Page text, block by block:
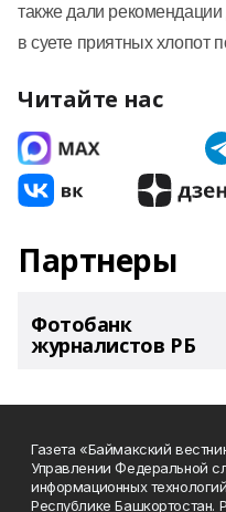
также дали
в суете приятных хлопот
Читайте нас
Партнеры
Фотобанк
журналистов РБ
Газета «Баймакский
Управлении Федеральной
информационных
Республике